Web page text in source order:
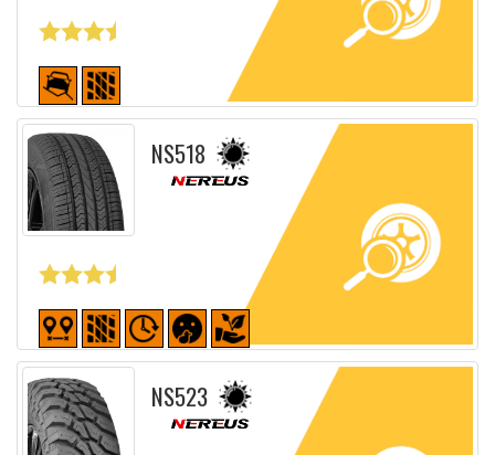
Fiche détaillée
NS518
Fiche détaillée
NS523